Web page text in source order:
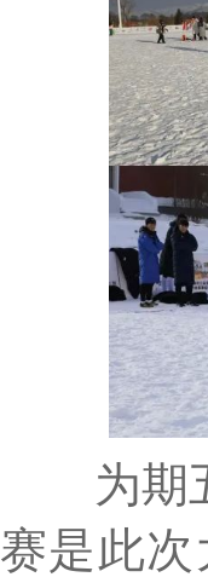
为期五
赛是此